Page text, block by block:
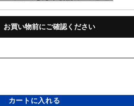
お買い物前にご確認ください
カートに入れる